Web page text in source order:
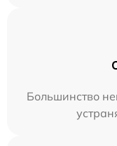
Большинство